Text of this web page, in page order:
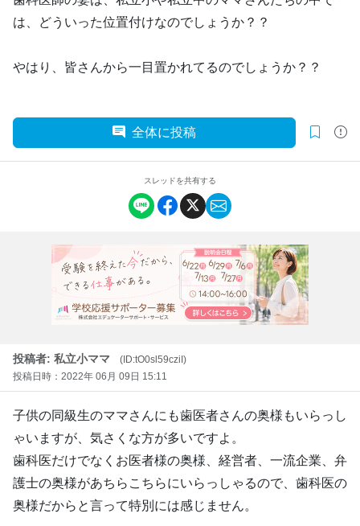
は、どういった位置付けなのでしょうか？？
やはり、皆さんから一目置かれてるのでしょうか？？
全体に投稿
スレッドを共有する
投稿者: 私立小ママ
(ID:tO0sl59cziI)
投稿日時：2022年 06月 09日 15:11
子供の同級生のママさんにも歯医者さんの奥様もいらっし
ゃいますが、気さくな方が多いですよ。
歯科医だけでなくお医者様の奥様、経営者、一流企業、弁
護士の奥様があちらこちらにいらっしゃるので、歯科医の
奥様だからと言って特別には感じません。